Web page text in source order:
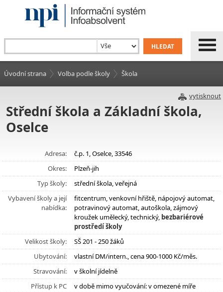
Úvodní strana Volba podle školy Škola
vytisknout
Střední škola a Základní škola,
Oselce
Adresa:
č.p. 1, Oselce, 33546
Okres:
Plzeň-jih
Typ školy:
střední škola, veřejná
Vybavení školy a její
nabídka:
fitcentrum, venkovní hřiště, nápojový automat,
potravinový automat, autoškola, zájmový
kroužek umělecký, technický, bezbariérové
prostředí školy
Velikost školy:
SŠ 201 - 250 žáků
Ubytování:
vlastní DM/intern., cena 900-1000 Kč/měs.
Stravování:
v školní jídelně
Přístup k PC
v době mimo vyučování: v omezené míře